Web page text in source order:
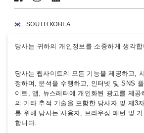
SOUTH KOREA
Press 개인정보처
H&M.com
2026 H & M Hennes and
당사는 귀하의 개인정보를 소중하게 생각합
당사는 웹사이트의 모든 기능을 제공하고,
정하며, 분석을 수행하고, 인터넷 및 SNS
이트, 앱, 뉴스레터에 개인화된 광고를 제공
의 기타 추적 기술을 포함한 당사자 및 제3
를 위해 당사는 사용자, 브라우징 패턴 및
합니다.